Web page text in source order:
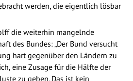
werden, die eigentlich lösbar
die weiterhin mangelnde
des Bundes: „Der Bund versucht
hart gegenüber den Ländern zu
eine Zusage für die Hälfte der
zu geben. Das ist kein